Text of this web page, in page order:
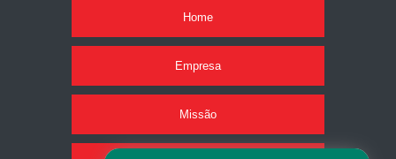
Home
Empresa
Missão